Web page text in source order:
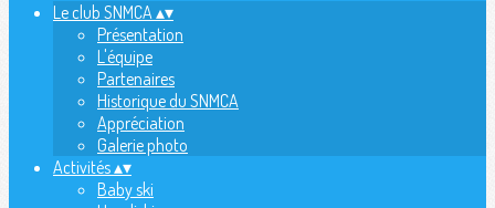
Le club SNMCA▴▾
Présentation
L'équipe
Partenaires
Historique du SNMCA
Appréciation
Galerie photo
Activités▴▾
Baby ski